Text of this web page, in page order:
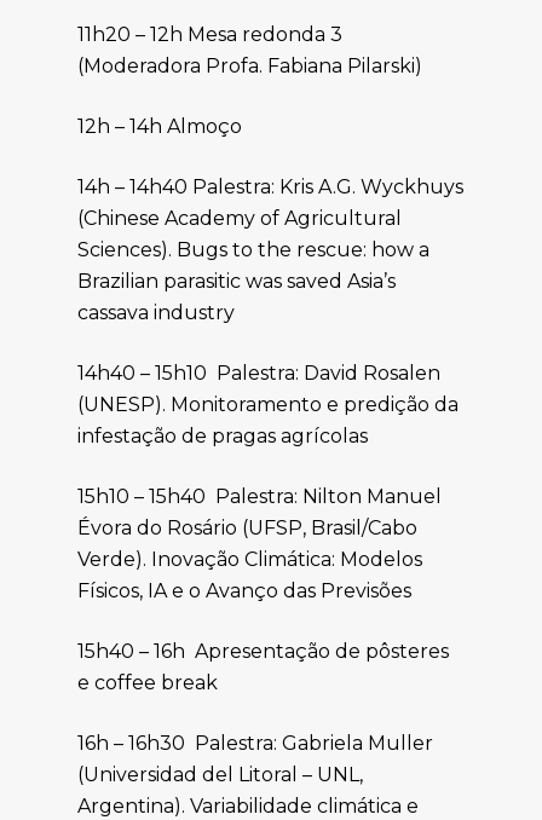
11h20 – 12h Mesa redonda 3
(Moderadora Profa. Fabiana Pilarski)
12h – 14h Almoço
14h – 14h40 Palestra: Kris A.G. Wyckhuys
(Chinese Academy of Agricultural
Sciences). Bugs to the rescue: how a
Brazilian parasitic was saved Asia’s
cassava industry
14h40 – 15h10 Palestra: David Rosalen
(UNESP). Monitoramento e predição da
infestação de pragas agrícolas
15h10 – 15h40 Palestra: Nilton Manuel
Évora do Rosário (UFSP, Brasil/Cabo
Verde). Inovação Climática: Modelos
Físicos, IA e o Avanço das Previsões
15h40 – 16h Apresentação de pôsteres
e coffee break
16h – 16h30 Palestra: Gabriela Muller
(Universidad del Litoral – UNL,
Argentina). Variabilidade climática e